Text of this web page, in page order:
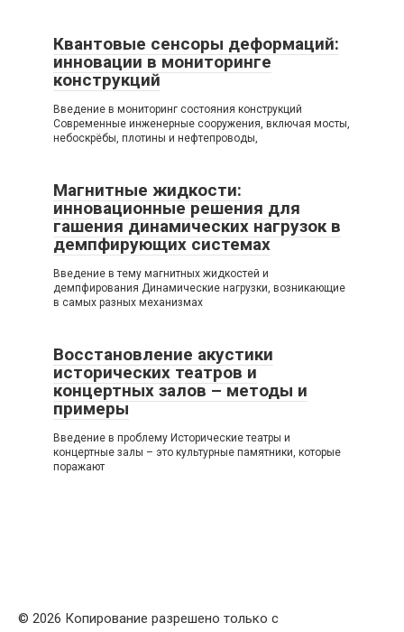
Квантовые сенсоры деформаций:
инновации в мониторинге
конструкций
Введение в мониторинг состояния конструкций
Современные инженерные сооружения, включая мосты,
небоскрёбы, плотины и нефтепроводы,
Магнитные жидкости:
инновационные решения для
гашения динамических нагрузок в
демпфирующих системах
Введение в тему магнитных жидкостей и
демпфирования Динамические нагрузки, возникающие
в самых разных механизмах
Восстановление акустики
исторических театров и
концертных залов – методы и
примеры
Введение в проблему Исторические театры и
концертные залы – это культурные памятники, которые
поражают
© 2026 Копирование разрешено только с